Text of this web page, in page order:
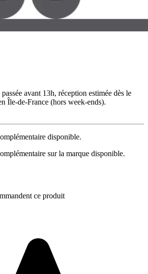
avant 13h, réception estimée dès le
Île-de-France (hors week-ends).
disponible.
sur la marque disponible.
ce produit